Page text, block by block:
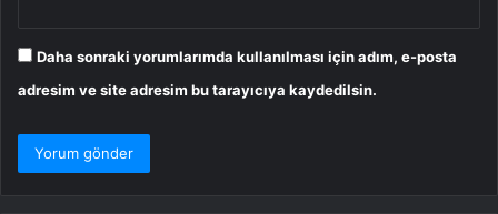
Daha sonraki yorumlarımda kullanılması için adım, e-posta
adresim ve site adresim bu tarayıcıya kaydedilsin.